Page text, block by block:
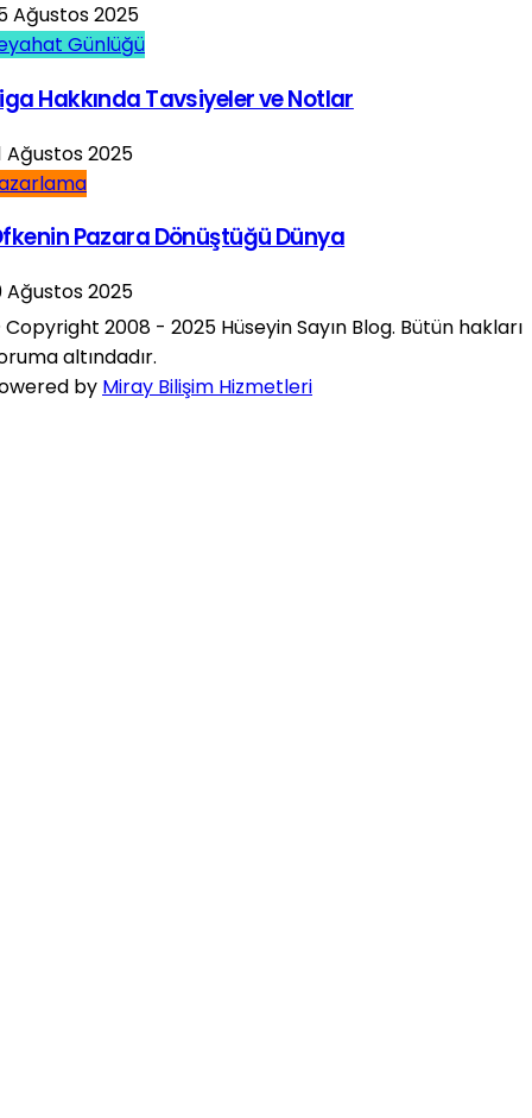
Ağustos 2025
Günlüğü
Hakkında Tavsiyeler ve Notlar
Ağustos 2025
Pazara Dönüştüğü Dünya
Ağustos 2025
2008 - 2025 Hüseyin Sayın Blog. Bütün hakları
altındadır.
by Miray Bilişim Hizmetleri